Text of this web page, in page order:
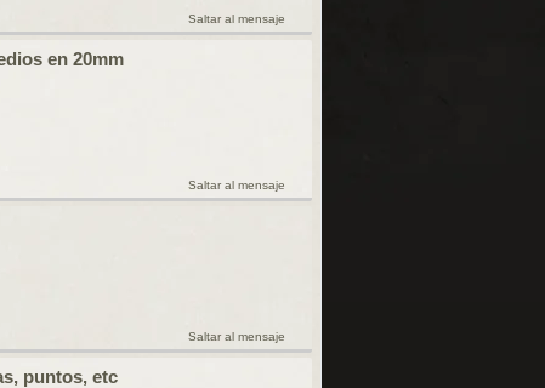
Saltar al mensaje
en 20mm
Saltar al mensaje
Saltar al mensaje
puntos, etc